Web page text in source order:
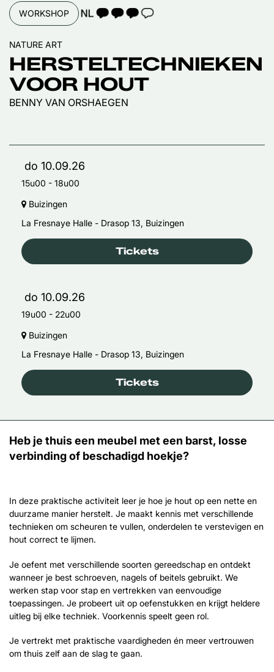
WORKSHOP TAALICOON 3
HERSTELTECHNIEKEN
VOOR HOUT
BENNY VAN ORSHAEGEN
NATURE ART
do 10.09.26
15u00 - 18u00
Buizingen
La Fresnaye Halle - Drasop 13, Buizingen
Tickets
do 10.09.26
19u00 - 22u00
Buizingen
La Fresnaye Halle - Drasop 13, Buizingen
Tickets
Heb je thuis een meubel met een barst, losse
verbinding of beschadigd hoekje?
In deze praktische activiteit leer je hoe je hout op een nette en
duurzame manier herstelt. Je maakt kennis met verschillende
technieken om scheuren te vullen, onderdelen te verstevigen en
hout correct te lijmen.
Je oefent met verschillende soorten gereedschap en ontdekt
wanneer je best schroeven, nagels of beitels gebruikt. We
werken stap voor stap en vertrekken van eenvoudige
toepassingen. Je probeert uit op oefenstukken en krijgt heldere
uitleg bij elke techniek. Voorkennis speelt geen rol.
Je vertrekt met praktische vaardigheden én meer vertrouwen
om thuis zelf aan de slag te gaan.